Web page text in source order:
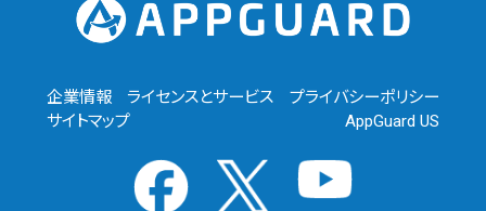
企業情報 ライセンスとサービス
プライバシーポリシー
サイトマップ
AppGuard US